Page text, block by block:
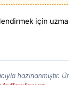
için
hazırlanmıştır.